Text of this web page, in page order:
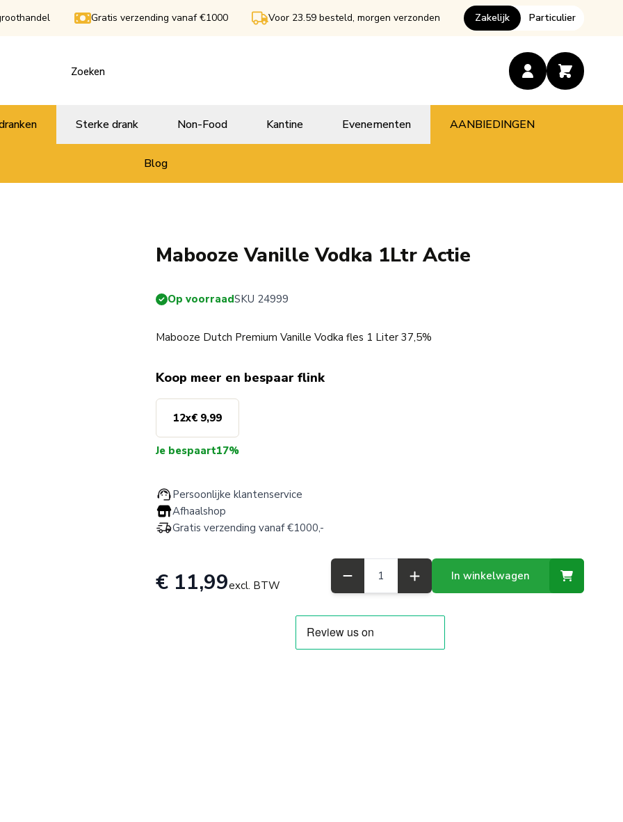
Gratis verzending vanaf €1000 Voor 23.59 besteld, morgen verzonden Zakelijk Particulier
Sterke drank Non-Food Kantine Evenementen AANBIEDINGEN
Blog
Mabooze Vanille Vodka 1Ltr Actie
Op voorraadSKU 24999
Mabooze Dutch Premium Vanille Vodka fles 1 Liter 37,5%
Koop meer en bespaar flink
12x€ 9,99
Je bespaart17%
Persoonlijke klantenservice
Afhaalshop
Gratis verzending vanaf €1000,-
€ 11,99excl. BTW
In winkelwagen